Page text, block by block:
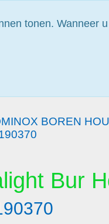
BOREN
Bur
tonen. Wanneer